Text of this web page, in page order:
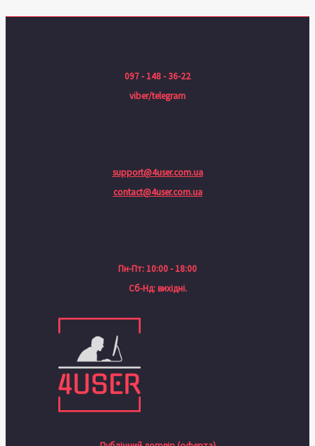
097 - 148 - 36-22
viber/telegram
support@4user.com.ua
contact@4user.com.ua
Пн-Пт: 10:00 - 18:00
Сб-Нд: вихідні.